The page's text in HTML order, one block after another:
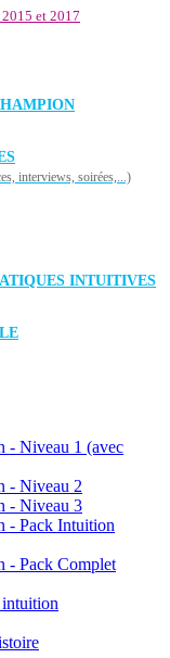
et 2017
interviews, soirées,...)
INTUITIVES
- Niveau 1 (avec
- Niveau 2
- Niveau 3
- Pack Intuition
- Pack Complet
intuition